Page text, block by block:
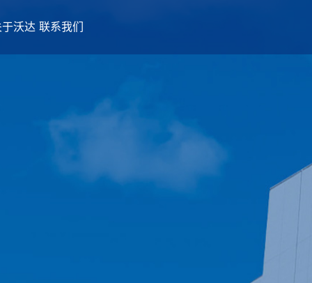
于沃达 联系我们